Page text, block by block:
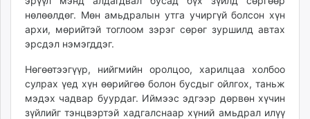
нөлөөлдөг. Мөн амьдралын утга учиргүй болсон хүн
архи, мөрийтэй тоглоом зэрэг сөрөг зуршилд автах
эрсдэл нэмэгддэг.
Нөгөөтээгүүр, нийгмийн оролцоо, харилцаа холбоо
сулрах үед хүн өөрийгөө болон бусдыг ойлгох, таньж
мэдэх чадвар буурдаг. Иймээс эдгээр дөрвөн хүчин
зүйлийг тэнцвэртэй хадгалснаар хүний амьдрал илүү